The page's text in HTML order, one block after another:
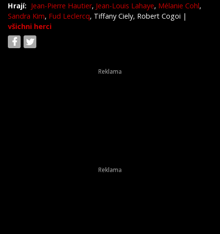
Hrají: Jean-Pierre Hautier, Jean-Louis Lahaye, Mélanie Cohl,
Sandra Kim, Fud Leclercq, Tiffany Ciely, Robert Cogoi |
všichni herci